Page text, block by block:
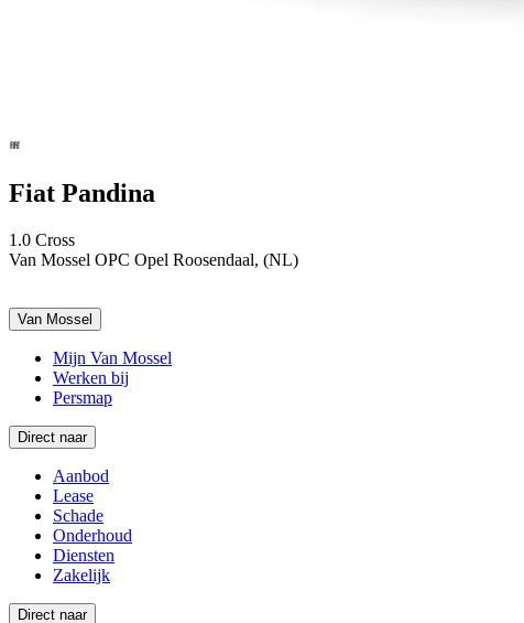
Fiat Pandina
1.0 Cross
Van Mossel OPC Opel Roosendaal, (NL)
Van Mossel
Mijn Van Mossel
Werken bij
Persmap
Direct naar
Aanbod
Lease
Schade
Onderhoud
Diensten
Zakelijk
Direct naar